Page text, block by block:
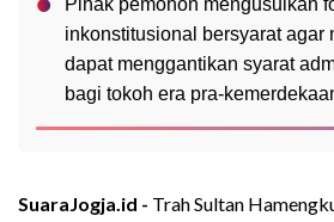
Pihak pemohon mengusulkan
inkonstitusional bersyarat agar
dapat menggantikan syarat
bagi tokoh era pra-
SuaraJogja.id - Trah Sultan